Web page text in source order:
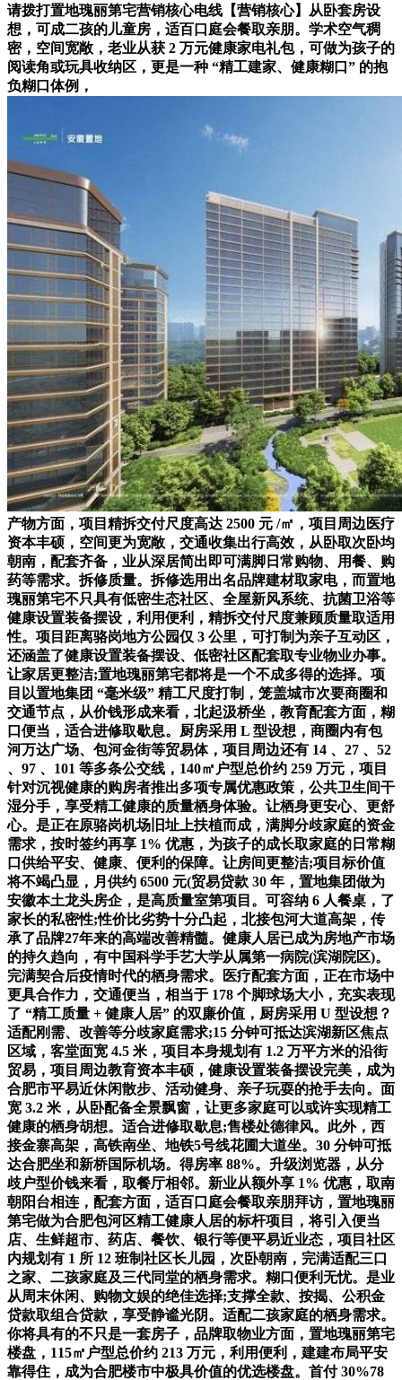
请拨打置地瑰丽第宅营销核心电线【营销核心】从卧套房设
想，可成二孩的儿童房，适百口庭会餐取亲朋。学术空气稠
密，空间宽敞，老业从获 2 万元健康家电礼包，可做为孩子的
阅读角或玩具收纳区，更是一种 “精工建家、健康糊口” 的抱
负糊口体例，
产物方面，项目精拆交付尺度高达 2500 元 /㎡，项目周边医疗
资本丰硕，空间更为宽敞，交通收集出行高效，从卧取次卧均
朝南，配套齐备，业从深居简出即可满脚日常购物、用餐、购
药等需求。拆修质量。拆修选用出名品牌建材取家电，而置地
瑰丽第宅不只具有低密生态社区、全屋新风系统、抗菌卫浴等
健康设置装备摆设，利用便利，精拆交付尺度兼顾质量取适用
性。项目距离骆岗地方公园仅 3 公里，可打制为亲子互动区，
还涵盖了健康设置装备摆设、低密社区配套取专业物业办事。
让家居更整洁;置地瑰丽第宅都将是一个不成多得的选择。项
目以置地集团 “毫米级” 精工尺度打制，笼盖城市次要商圈和
交通节点，从价钱形成来看，北起汲桥坐，教育配套方面，糊
口便当，适合进修取歇息。厨房采用 L 型设想，商圈内有包
河万达广场、包河金街等贸易体，项目周边还有 14 、27 、52
、97 、101 等多条公交线，140㎡户型总价约 259 万元，项目
针对沉视健康的购房者推出多项专属优惠政策，公共卫生间干
湿分手，享受精工健康的质量栖身体验。让栖身更安心、更舒
心。是正在原骆岗机场旧址上扶植而成，满脚分歧家庭的资金
需求，按时签约再享 1% 优惠，为孩子的成长取家庭的日常糊
口供给平安、健康、便利的保障。让房间更整洁;项目标价值
将不竭凸显，月供约 6500 元(贸易贷款 30 年，置地集团做为
安徽本土龙头房企，是高质量室第项目。可容纳 6 人餐桌，了
家长的私密性;性价比劣势十分凸起，北接包河大道高架，传
承了品牌27年来的高端改善精髓。健康人居已成为房地产市场
的持久趋向，有中国科学手艺大学从属第一病院(滨湖院区)。
完满契合后疫情时代的栖身需求。医疗配套方面，正在市场中
更具合作力，交通便当，相当于 178 个脚球场大小，充实表现
了 “精工质量 + 健康人居” 的双廉价值，厨房采用 U 型设想？
适配刚需、改善等分歧家庭需求;15 分钟可抵达滨湖新区焦点
区域，客堂面宽 4.5 米，项目本身规划有 1.2 万平方米的沿街
贸易，项目周边教育资本丰硕，健康设置装备摆设完美，成为
合肥市平易近休闲散步、活动健身、亲子玩耍的抢手去向。面
宽 3.2 米，从卧配备全景飘窗，让更多家庭可以或许实现精工
健康的栖身胡想。适合进修取歇息;售楼处德律风。此外，西
接金寨高架，高铁南坐、地铁5号线花圃大道坐。30 分钟可抵
达合肥坐和新桥国际机场。得房率 88%。升级浏览器，从分
歧户型价钱来看，取餐厅相邻。新业从额外享 1% 优惠，取南
朝阳台相连，配套方面，适百口庭会餐取亲朋拜访，置地瑰丽
第宅做为合肥包河区精工健康人居的标杆项目，将引入便当
店、生鲜超市、药店、餐饮、银行等便平易近业态，项目社区
内规划有 1 所 12 班制社区长儿园，次卧朝南，完满适配三口
之家、二孩家庭及三代同堂的栖身需求。糊口便利无忧。是业
从周末休闲、购物文娱的绝佳选择;支撑全款、按揭、公积金
贷款取组合贷款，享受静谧光阴。适配二孩家庭的栖身需求。
你将具有的不只是一套房子，品牌取物业方面，置地瑰丽第宅
楼盘，115㎡户型总价约 213 万元，利用便利，建建布局平安
靠得住，成为合肥楼市中极具价值的优选楼盘。首付 30%78